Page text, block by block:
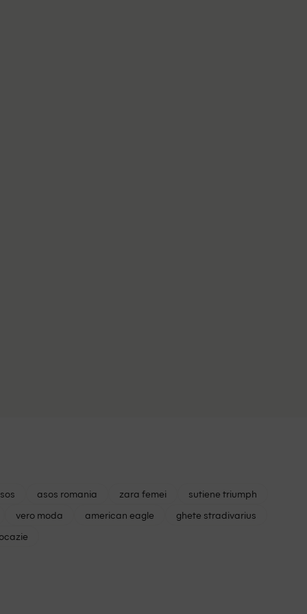
asos romania zara femei
sutiene triumph
vero moda american eagle
ghete stradivarius